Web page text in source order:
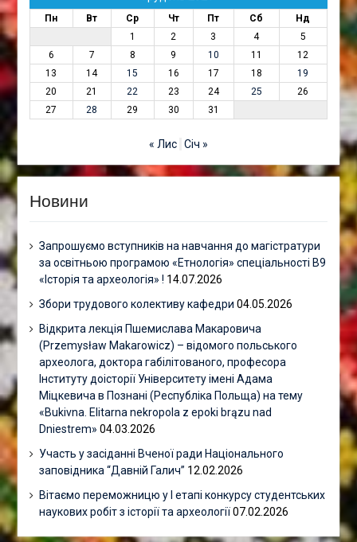
Пн Вт Ср Чт Пт Сб
Нд
1
2 3 4
5
6
7 8 9 10 11
12
13
14 15 16 17 18
19
20
21 22 23 24 25
26
27
28 29 30 31
« Лис Січ »
Новини
Запрошуємо вступників на навчання до магістратури
за освітньою програмою «Етнологія» спеціальності В9
«Історія та археологія» ! 14.07.2026
Збори трудового колективу кафедри 04.05.2026
Відкрита лекція Пшемислава Макаровича
(Przemysław Makarowicz) – відомого польського
археолога, доктора габілітованого, професора
Інституту доісторії Університету імені Адама
Міцкевича в Познані (Республіка Польща) на тему
«Bukivna. Elitarna nekropola z epoki brązu nad
Dniestrem» 04.03.2026
Участь у засіданні Вченої ради Національного
заповідника “Давній Галич” 12.02.2026
Вітаємо переможницю у І етапі конкурсу студентських
наукових робіт з історії та археології 07.02.2026